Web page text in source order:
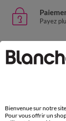
Payez
domicile,
Service
Bienvenue sur notre
Pour vous offrir un